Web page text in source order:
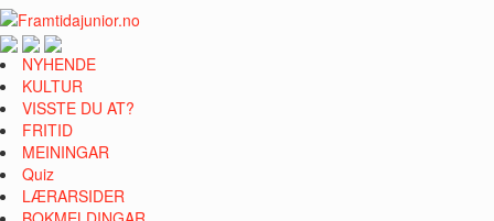
NYHENDE
KULTUR
VISSTE DU AT?
FRITID
MEININGAR
Quiz
LÆRARSIDER